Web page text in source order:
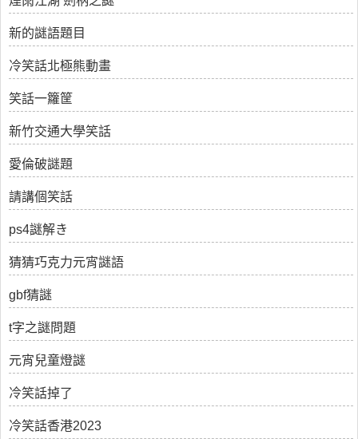
新的謎語題目
冷笑話北極熊動畫
笑話一籮筐
新竹交通大學笑話
愛倫破謎題
請講個笑話
ps4謎解き
猜猜巧克力元宵謎語
gbf猜謎
t字之謎問題
元宵兒童燈謎
冷笑話掉了
冷笑話香港2023